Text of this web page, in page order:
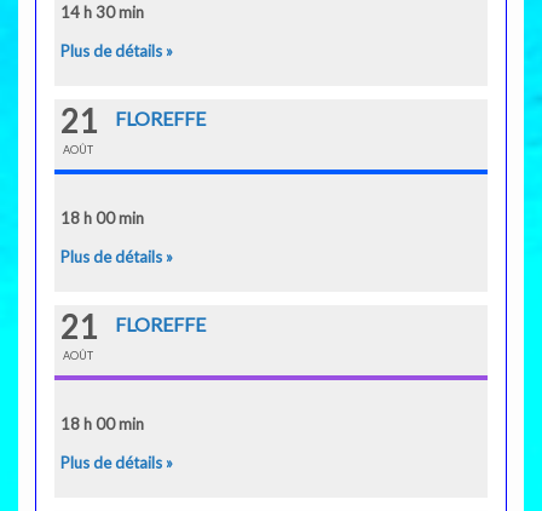
14 h 30 min
Plus de détails »
21
AOÛT
FLOREFFE
18 h 00 min
Plus de détails »
21
AOÛT
FLOREFFE
18 h 00 min
Plus de détails »